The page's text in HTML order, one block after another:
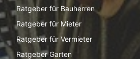
Ratgeber für Bauherren
Ratgeber für Mieter
Ratgeber für Vermieter
Ratgeber Garten